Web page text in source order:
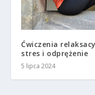
Ćwiczenia
stres i odprężenie
5 lipca 2024